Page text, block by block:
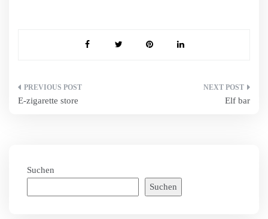
Beitragsnavigation
E-zigarette store Elf bar
Suchen
Suchen